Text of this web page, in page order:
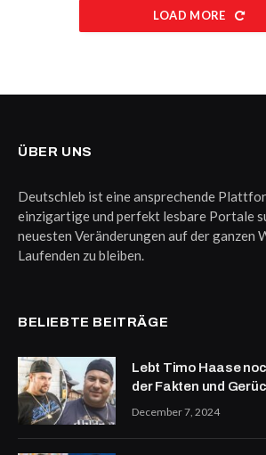
LOAD MORE
ÜBER UNS
Deutschleb ist eine ansprechende
einzigartige und perfekt lesbare Portale
neuesten Veränderungen auf der ganzen
Laufenden zu bleiben.
BELIEBTE BEITRÄGE
Lebt Timo Haase
der Fakten und
December 7, 2024